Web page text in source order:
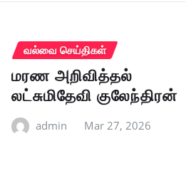
வல்வை செய்திகள்
மரண அறிவித்தல்
லட்சுமிதேவி குலேந்திரன்
admin Mar 27, 2026